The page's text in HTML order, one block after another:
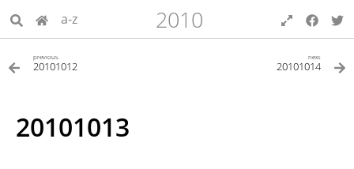
a-z 2010
previous
20101012
next
20101014
20101013